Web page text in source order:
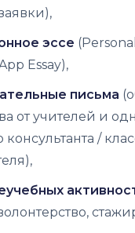
эссе
Essay),
письма
от учителей и
/